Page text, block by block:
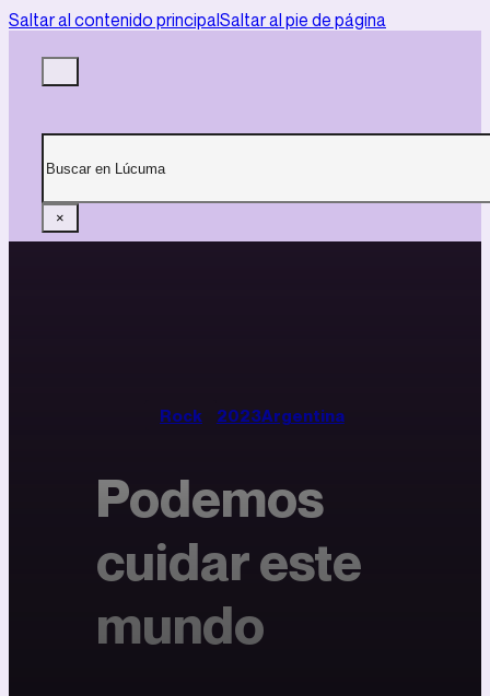
Saltar al contenido principalSaltar al pie de página
×
Rock 2023Argentina
Podemos
cuidar este
mundo